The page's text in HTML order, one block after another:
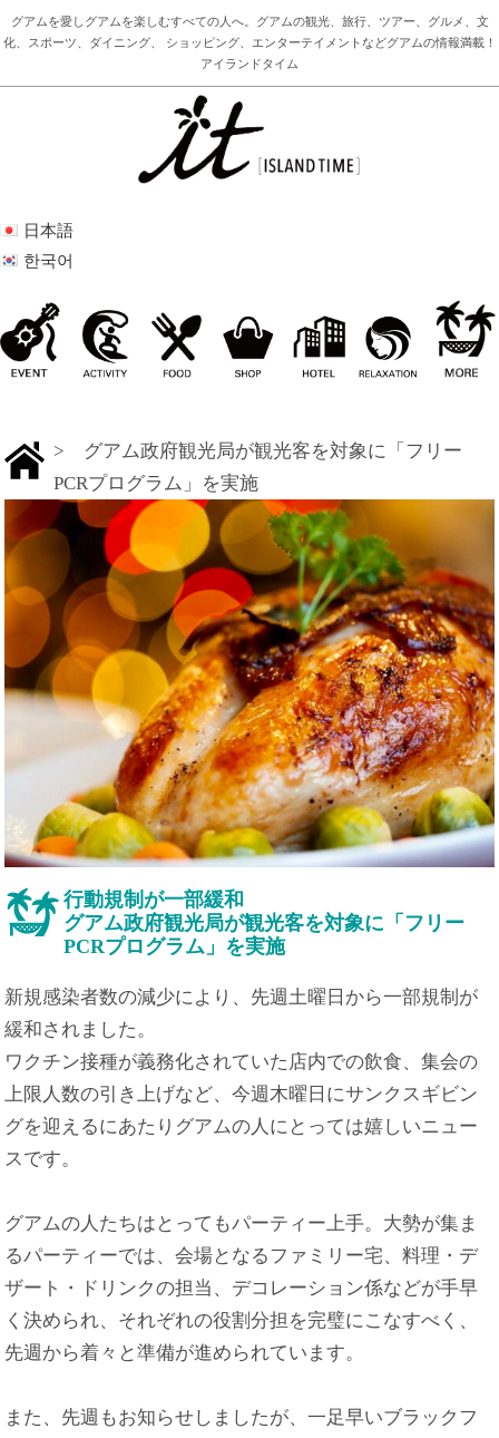
グアムを愛しグアムを楽しむすべての人へ。グアムの観光、旅行、ツアー、グルメ、文
化、スポーツ、ダイニング、 ショッピング、エンターテイメントなどグアムの情報満載！
アイランドタイム
日本語
한국어
> グアム政府観光局が観光客を対象に「フリー
PCRプログラム」を実施
行動規制が一部緩和
グアム政府観光局が観光客を対象に「フリー
PCRプログラム」を実施
新規感染者数の減少により、先週土曜日から一部規制が
緩和されました。
ワクチン接種が義務化されていた店内での飲食、集会の
上限人数の引き上げなど、今週木曜日にサンクスギビン
グを迎えるにあたりグアムの人にとっては嬉しいニュー
スです。
グアムの人たちはとってもパーティー上手。大勢が集ま
るパーティーでは、会場となるファミリー宅、料理・デ
ザート・ドリンクの担当、デコレーション係などが手早
く決められ、それぞれの役割分担を完璧にこなすべく、
先週から着々と準備が進められています。
また、先週もお知らせしましたが、一足早いブラックフ